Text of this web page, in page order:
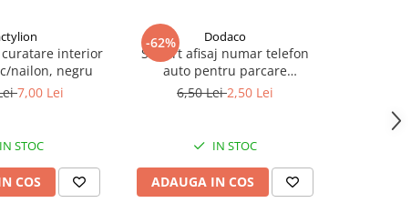
interior
nailon, negru
7,00 Lei
IN STOC
COS
-62% Dodaco
Suport afisaj numar telefon
auto pentru parcare
temporara, magnetic,
6,50 Lei2,50 Lei
IN STOC
ADAUGA IN COS